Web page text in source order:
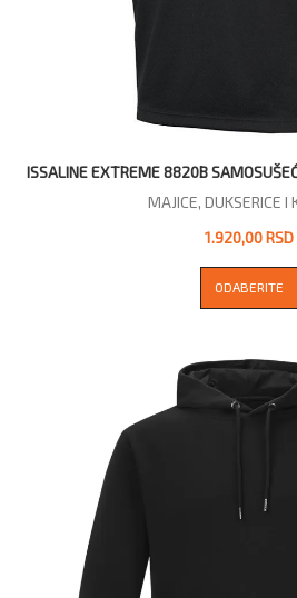
ISSALINE EXTREME 8820B
MAJICE, DUKSERICE I
1.920,00 RSD
ODABERITE